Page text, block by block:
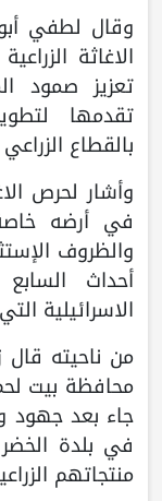
وقال لطفي
الاغاثة
تعزيز صمود
تقدمها
بالقطاع
وأشار لحرص
في أرضه
والظروف
الاسرائيلية
من ناحيته قال
محافظة بيت
جاء بعد جهود
في بلدة
منتجاتهم